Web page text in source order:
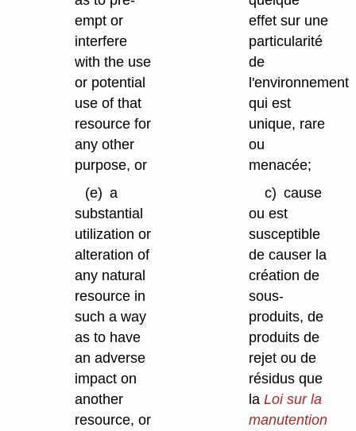
empt or
interfere
with the use
or potential
use of that
resource for
any other
purpose, or
(e) a
substantial
utilization or
alteration of
any natural
resource in
such a way
as to have
an adverse
impact on
another
resource, or
effet sur une
particularité
de
l'environnement
qui est
unique, rare
ou
menacée;
c) cause
ou est
susceptible
de causer la
création de
sous-
produits, de
produits de
rejet ou de
résidus que
la Loi sur la
manutention